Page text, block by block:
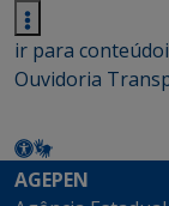
ir para conteúdo
Ouvidoria
AGEPEN